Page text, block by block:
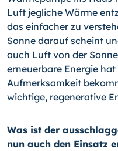
Luft jegliche Wärme
das einfacher zu
Sonne darauf scheint
auch Luft von der
erneuerbare Energie
Aufmerksamkeit
wichtige, regenerative
Was ist der
nun auch den Einsatz